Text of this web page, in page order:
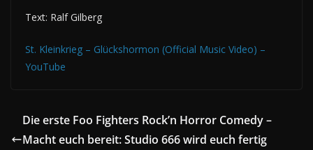
Text: Ralf Gilberg
St. Kleinkrieg – Glückshormon (Official Music Video) –
YouTube
Die erste Foo Fighters Rock’n Horror Comedy –
Macht euch bereit: Studio 666 wird euch fertig